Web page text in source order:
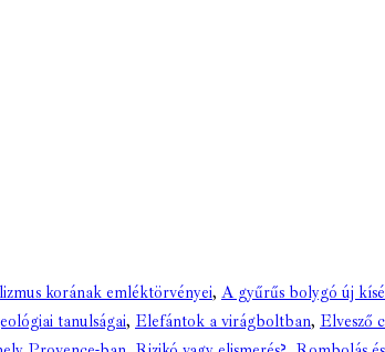
korának emléktörvényei, A gyűrűs bolygó új
tanulságai, Elefántok a virágboltban, Elvesző